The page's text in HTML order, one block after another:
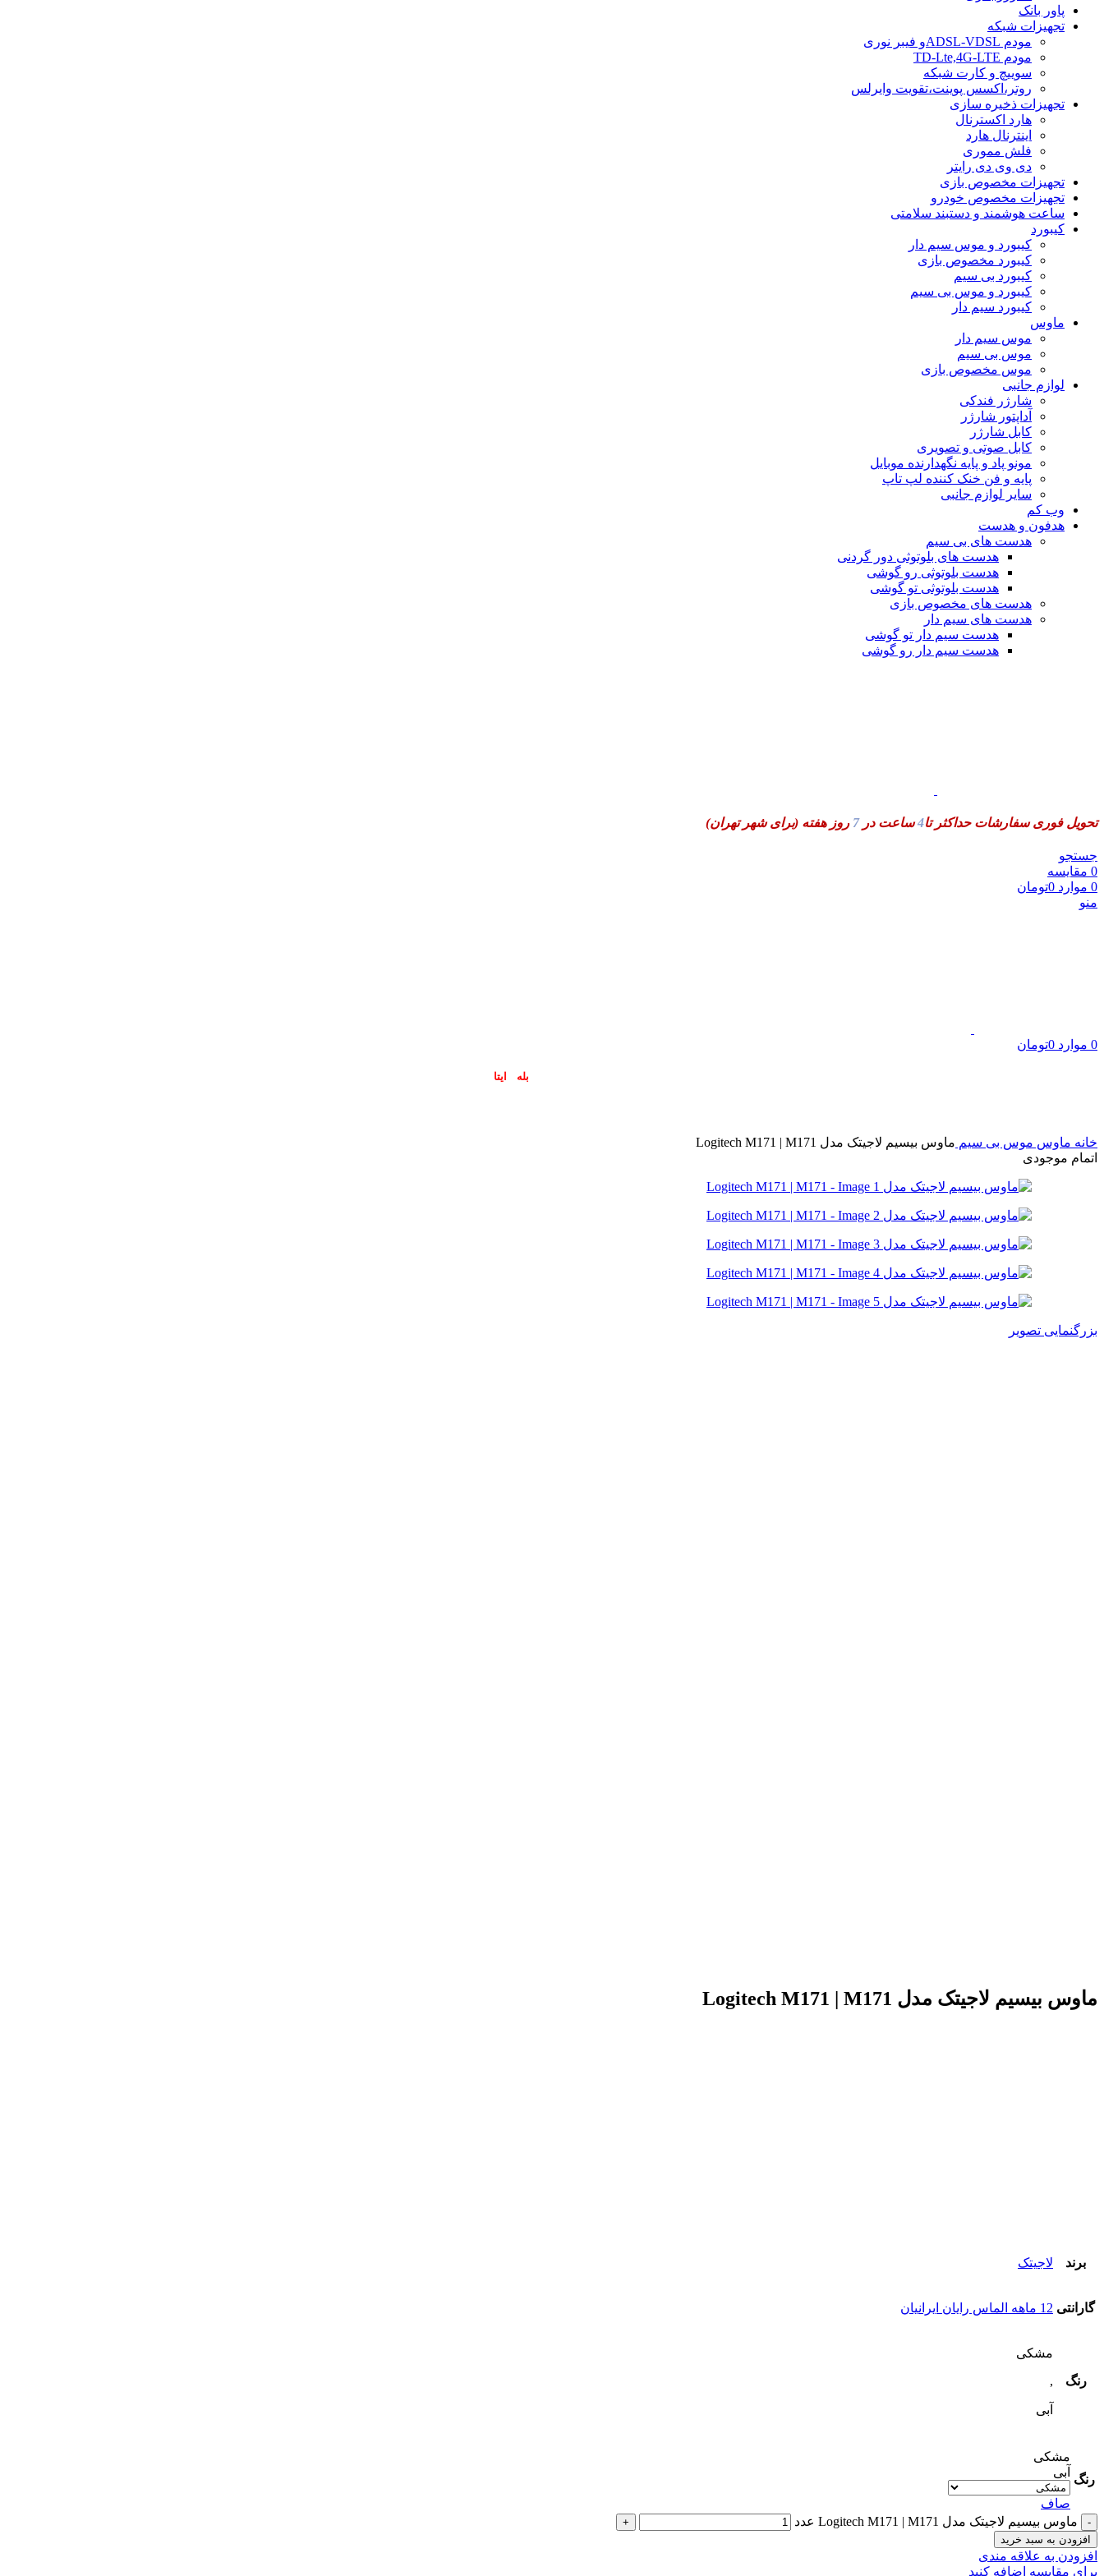
پاور بانک
تجهیزات شبکه
مودم ADSL-VDSLو فیبر نوری
مودم TD-Lte,4G-LTE
سوییچ و کارت شبکه
روتر،اکسس پوینت،تقویت وایرلس
تجهیزات ذخیره سازی
هارد اکسترنال
اینترنال هارد
فلش مموری
دی وی دی رایتر
تجهیزات مخصوص بازی
تجهیزات مخصوص خودرو
ساعت هوشمند و دستبند سلامتی
کیبورد
کیبورد و موس سیم دار
کیبورد مخصوص بازی
کیبورد بی سیم
کیبورد و موس بی سیم
کیبورد سیم دار
ماوس
موس سیم دار
موس بی سیم
موس مخصوص بازی
لوازم جانبی
شارژر فندکی
آداپتور شارژر
کابل شارژر
کابل صوتی و تصویری
مونو پاد و پایه نگهدارنده موبایل
پایه و فن خنک کننده لپ تاپ
سایر لوازم جانبی
وب کم
هدفون و هدست
هدست های بی سیم
هدست های بلوتوثی دور گردنی
هدست بلوتوثی رو گوشی
هدست بلوتوثی تو گوشی
هدست های مخصوص بازی
هدست های سیم دار
هدست سیم دار تو گوشی
هدست سیم دار رو گوشی
تحویل فوری سفارشات حداکثر تا4ساعت در7 روز هفته (برای شهر تهران)
جستجو
0 مقایسه
0 موارد 0تومان
منو
0 موارد 0تومان
بله ایتا
خانه ماوس موس بی سیم ماوس بیسیم لاجیتک مدل Logitech M171 | M171
اتمام موجودی
بزرگنمایی تصویر
ماوس بیسیم لاجیتک مدل Logitech M171 | M171
برند لاجیتک
گارانتی 12 ماهه الماس رایان ایرانیان
رنگ
مشکی
,
آبی
رنگ
مشکی
آبی
صاف
ماوس بیسیم لاجیتک مدل Logitech M171 | M171 عدد
افزودن به سبد خرید
افزودن به علاقه مندی
برای مقایسه اضافه کنید